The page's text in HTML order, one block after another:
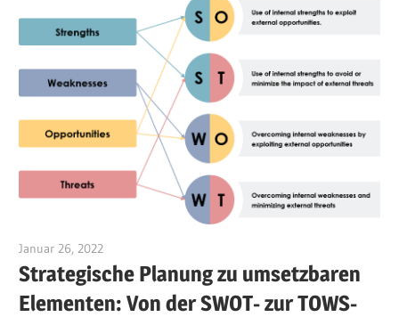
Januar 26, 2022
Strategische Planung zu umsetzbaren
Elementen: Von der SWOT- zur TOWS-